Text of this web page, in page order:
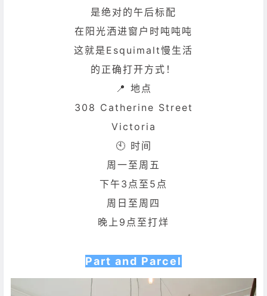
是绝对的午后标配
在阳光洒进窗户时吨吨吨
这就是Esquimalt慢生活
的正确打开方式！
📍 地点
308 Catherine Street
Victoria
🕙 时间
周一至周五
下午3点至5点
周日至周四
晚上9点至打烊
Part and Parcel